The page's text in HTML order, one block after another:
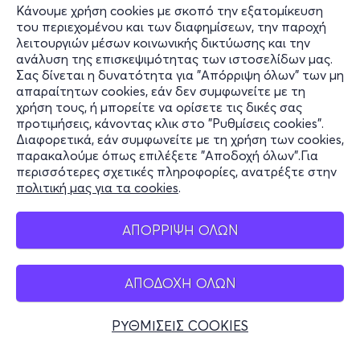
Κάνουμε χρήση cookies με σκοπό την εξατομίκευση
του περιεχομένου και των διαφημίσεων, την παροχή
λειτουργιών μέσων κοινωνικής δικτύωσης και την
ανάλυση της επισκεψιμότητας των ιστοσελίδων μας.
Σας δίνεται η δυνατότητα για "Απόρριψη όλων" των μη
απαραίτητων cookies, εάν δεν συμφωνείτε με τη
χρήση τους, ή μπορείτε να ορίσετε τις δικές σας
προτιμήσεις, κάνοντας κλικ στο "Ρυθμίσεις cookies".
Διαφορετικά, εάν συμφωνείτε με τη χρήση των cookies,
παρακαλούμε όπως επιλέξετε "Αποδοχή όλων".Για
περισσότερες σχετικές πληροφορίες, ανατρέξτε στην
πολιτική μας για τα cookies.
ΑΠΟΡΡΙΨΗ ΟΛΩΝ
ΑΠΟΔΟΧΗ ΟΛΩΝ
ΡΥΘΜΙΣΕΙΣ COOKIES